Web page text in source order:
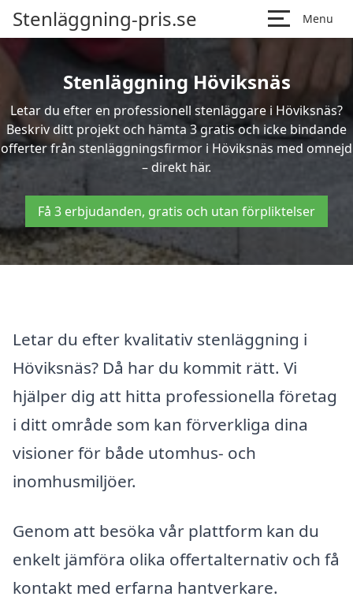
Stenläggning-pris.se Menu
Stenläggning Höviksnäs
Letar du efter en professionell stenläggare i Höviksnäs?
Beskriv ditt projekt och hämta 3 gratis och icke bindande
offerter från stenläggningsfirmor i Höviksnäs med omnejd
– direkt här.
Få 3 erbjudanden, gratis och utan förpliktelser
Letar du efter kvalitativ stenläggning i
Höviksnäs? Då har du kommit rätt. Vi
hjälper dig att hitta professionella företag
i ditt område som kan förverkliga dina
visioner för både utomhus- och
inomhusmiljöer.
Genom att besöka vår plattform kan du
enkelt jämföra olika offertalternativ och få
kontakt med erfarna hantverkare.